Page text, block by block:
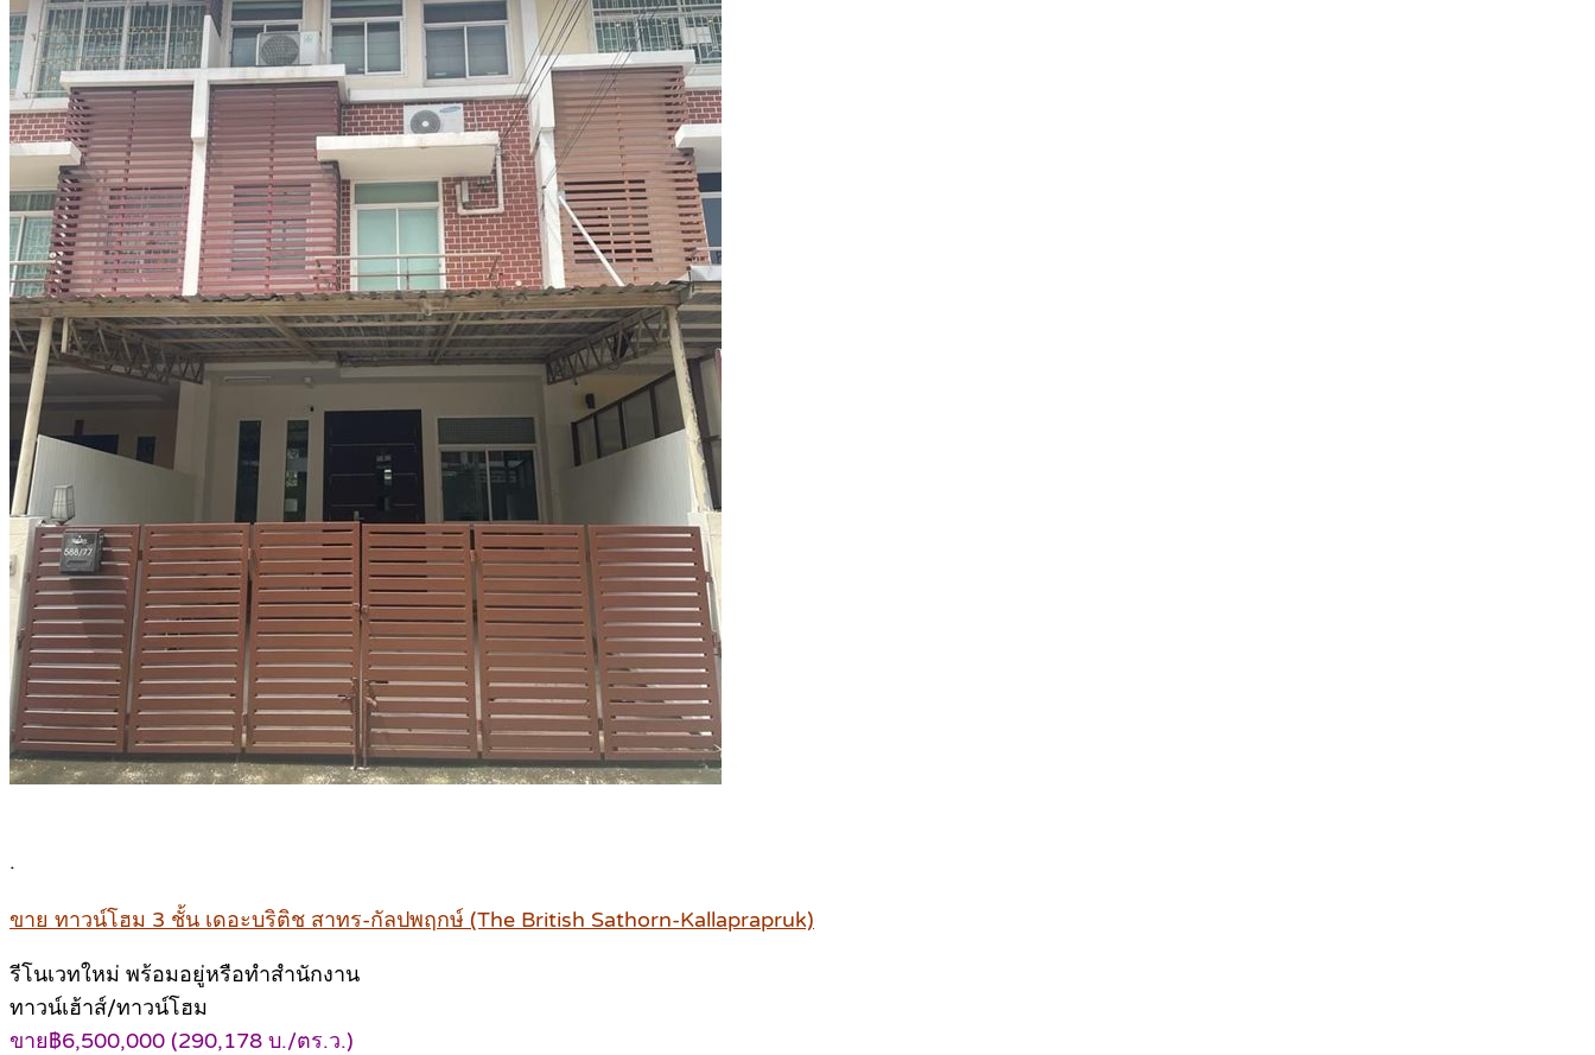
.
ขาย ทาวน์โฮม 3 ชั้น เดอะบริติช สาทร-กัลปพฤกษ์ (The British Sathorn-Kallaprapruk)
รีโนเวทใหม่ พร้อมอยู่หรือทำสำนักงาน
ทาวน์เฮ้าส์/ทาวน์โฮม
ขาย฿6,500,000 (290,178 บ./ตร.ว.)